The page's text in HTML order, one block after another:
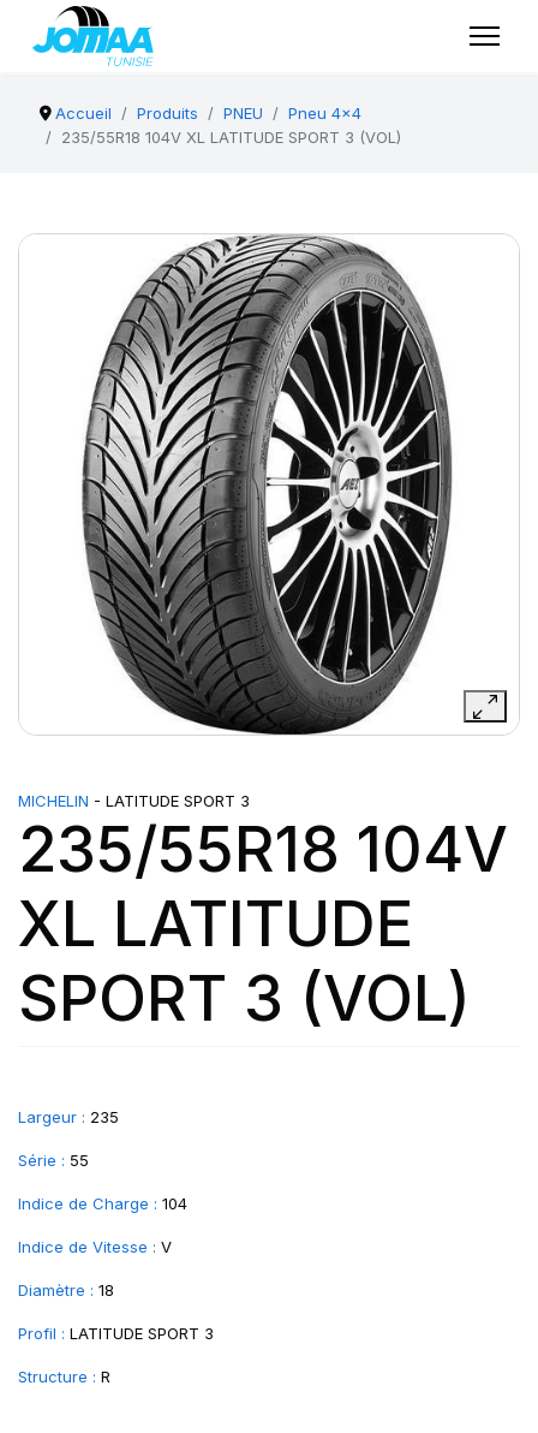
Accueil Produits PNEU
Pneu 4x4
235/55R18 104V XL LATITUDE SPORT 3 (VOL)
MICHELIN - LATITUDE SPORT 3
235/55R18 104V
XL LATITUDE
SPORT 3 (VOL)
Largeur : 235
Série : 55
Indice de Charge : 104
Indice de Vitesse : V
Diamètre : 18
Profil : LATITUDE SPORT 3
Structure : R